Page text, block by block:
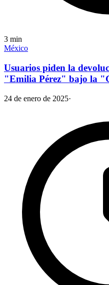
3 min
México
Usuarios piden la
"Emilia Pérez" bajo la
24 de enero de 2025·